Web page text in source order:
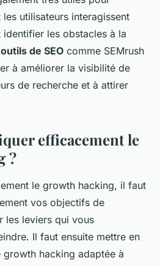
utilisateurs interagissent
les obstacles à la
outils de SEO comme SEMrush
à améliorer la visibilité de
de recherche et à attirer
efficacement le
?
le growth hacking, il faut
vos objectifs de
les leviers qui vous
Il faut ensuite mettre en
hacking adaptée à